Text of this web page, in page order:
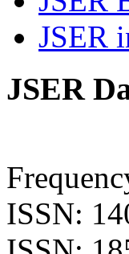
JSER
JSER
ISSN: